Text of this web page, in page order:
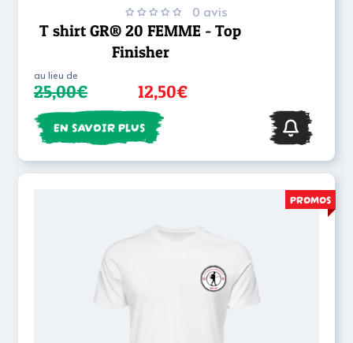
0 avis
T shirt GR® 20 FEMME - Top
Finisher
au lieu de
25,00€ 12,50€
EN SAVOIR PLUS
PROMOS